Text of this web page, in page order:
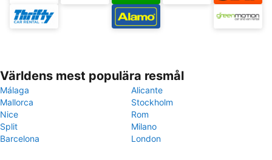
Världens mest populära resmål
Málaga
Alicante
Mallorca
Stockholm
Nice
Rom
Split
Milano
Barcelona
London